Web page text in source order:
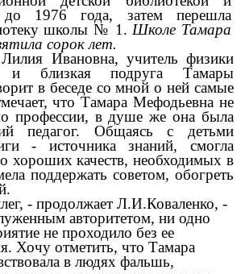
до 1976 года, затем перешла
школы № 1. Школе Тамара
сорок лет.
Ивановна, учитель физики
близкая подруга Тамары
в беседе со мной о ней самые
что Тамара Мефодьевна не
профессии, в душе же она была
педагог. Общаясь с детьми
- источника знаний, смогла
хороших качеств, необходимых в
поддержать советом, обогреть
- продолжает Л.И.Коваленко, -
авторитетом, ни одно
не проходило без ее
Хочу отметить, что Тамара
в людях фальшь,